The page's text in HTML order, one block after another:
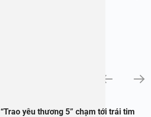
“Trao yêu thương 5” chạm tới trái tim